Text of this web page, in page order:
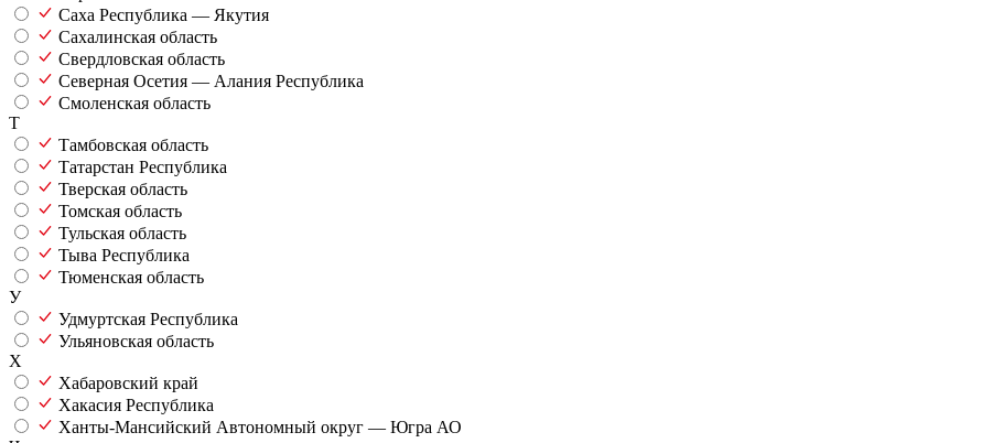
Саха Республика — Якутия
Сахалинская область
Свердловская область
Северная Осетия — Алания Республика
Смоленская область
Т
Тамбовская область
Татарстан Республика
Тверская область
Томская область
Тульская область
Тыва Республика
Тюменская область
У
Удмуртская Республика
Ульяновская область
Х
Хабаровский край
Хакасия Республика
Ханты-Мансийский Автономный округ — Югра АО